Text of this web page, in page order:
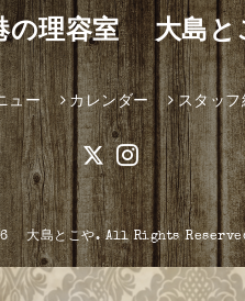
の理容室 大島と
ュー カレンダー スタッフ
大島とこや. All Rights